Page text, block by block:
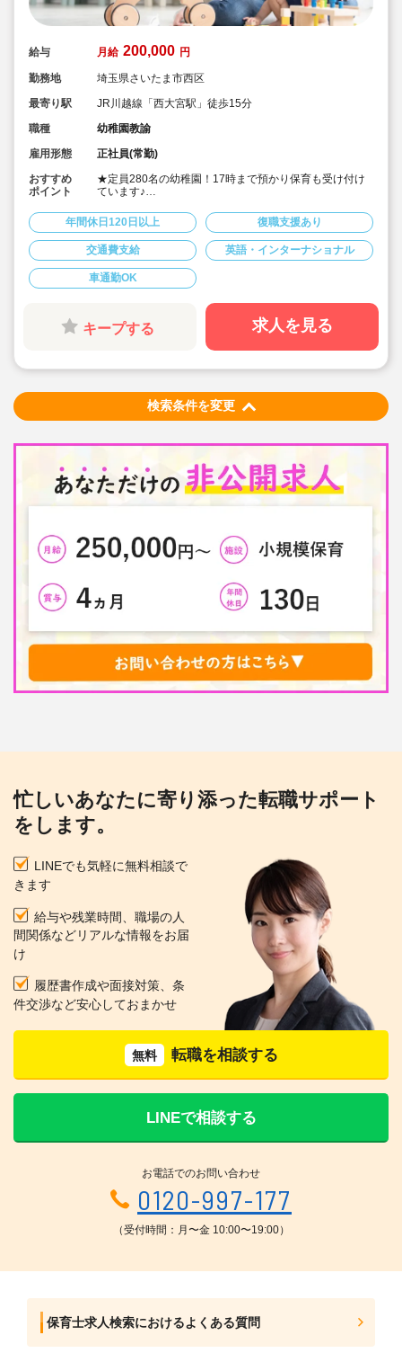
給与 月給 200,000 円
勤務地
埼玉県さいたま市西区
最寄り駅
JR川越線「西大宮駅」徒歩15分
職種
幼稚園教諭
雇用形態
正社員(常勤)
おすすめ
ポイント
★定員280名の幼稚園！17時まで預かり保育も受け付け
ています♪
園 / 車通勤可能！駐車場もあります◎
★新卒・未経験で月給200,000円〜☆経験加算！
★賞与実績4.5ヶ月と好待遇☆
★年間休日120日/基本土日祝休みで土曜出勤は年6回程度
です！(代休あり)
★20代の先生たちが多く活躍中！
★新卒からお勤めの方や、他園・他業種の経験がある方
など、様々な経歴をもつ先生たちがいっしょに働いてい
★英語・食育・体操など様々なカリキュラムで、子ども
たちの可能性を広げています！
年間休日120日以上 復職支援あり
交通費支給 英語・インターナショナル
車通勤OK
キープする 求人を見る
検索条件を変更
忙しいあなたに寄り添った転職サポート
をします。
LINEでも気軽に無料相談で
きます
給与や残業時間、職場の人
間関係などリアルな情報をお届
け
履歴書作成や面接対策、条
件交渉など安心しておまかせ
無料 転職を相談する
LINEで相談する
お電話でのお問い合わせ
0120-997-177
（受付時間：月〜金 10:00〜19:00）
保育士求人検索におけるよくある質問